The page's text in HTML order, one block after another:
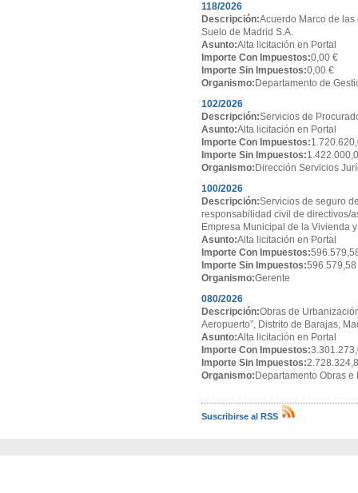
118/2026
Descripción:Acuerdo Marco de
Suelo de Madrid S.A.
Asunto:Alta licitación en Portal
Importe Con Impuestos:0,00 €
Importe Sin Impuestos:0,00 €
Organismo: Departamento de
102/2026
Descripción:Servicios de
Asunto:Alta licitación en Portal
Importe Con Impuestos:
Importe Sin Impuestos:
Organismo: Dirección Servicios
100/2026
Descripción:Servicios de seguro
responsabilidad civil de directivos/
Empresa Municipal de la Vivienda
Asunto:Alta licitación en Portal
Importe Con Impuestos:
Importe Sin Impuestos:596.579,58
Organismo:Gerente
080/2026
Descripción:Obras de
Aeropuerto”, Distrito de Barajas,
Asunto:Alta licitación en Portal
Importe Con Impuestos:
Importe Sin Impuestos:
Organismo: Departamento Obras e
Suscribirse al RSS